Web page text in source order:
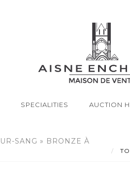
SPECIALITIES AUCTION
SANG » BRONZE À